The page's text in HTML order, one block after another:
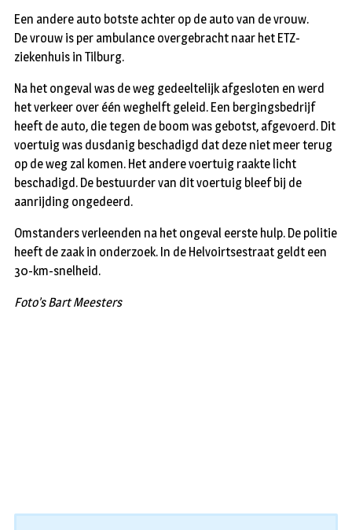
Een andere auto botste achter op de auto van de vrouw.
De vrouw is per ambulance overgebracht naar het ETZ-
ziekenhuis in Tilburg.
Na het ongeval was de weg gedeeltelijk afgesloten en werd
het verkeer over één weghelft geleid. Een bergingsbedrijf
heeft de auto, die tegen de boom was gebotst, afgevoerd. Dit
voertuig was dusdanig beschadigd dat deze niet meer terug
op de weg zal komen. Het andere voertuig raakte licht
beschadigd. De bestuurder van dit voertuig bleef bij de
aanrijding ongedeerd.
Omstanders verleenden na het ongeval eerste hulp. De politie
heeft de zaak in onderzoek. In de Helvoirtsestraat geldt een
30-km-snelheid.
Foto’s Bart Meesters